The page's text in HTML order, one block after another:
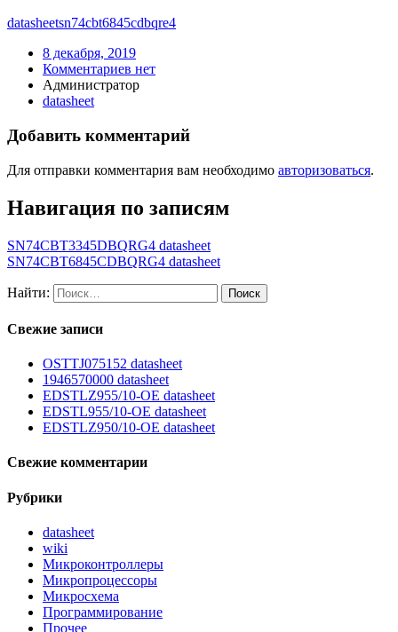
datasheetsn74cbt6845cdbqre4
8 декабря, 2019
Комментариев нет
Администратор
datasheet
Добавить комментарий
Для отправки комментария вам необходимо авторизоваться.
Навигация по записям
SN74CBT3345DBQRG4 datasheet
SN74CBT6845CDBQRG4 datasheet
Найти:
Свежие записи
OSTTJ075152 datasheet
1946570000 datasheet
EDSTLZ955/10-OE datasheet
EDSTL955/10-OE datasheet
EDSTLZ950/10-OE datasheet
Свежие комментарии
Рубрики
datasheet
wiki
Микроконтроллеры
Микропроцессоры
Микросхема
Программирование
Прочее